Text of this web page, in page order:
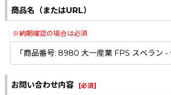
商品名（またはURL）
※納期確認の場合は必須
お問い合わせ内容 [必須]